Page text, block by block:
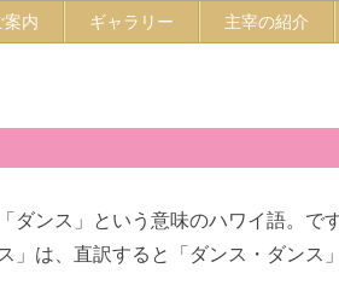
案内 ギャラリー 主宰の紹介
ダンス」という意味のハワイ語。で
」は、直訳すると「ダンス・ダンス